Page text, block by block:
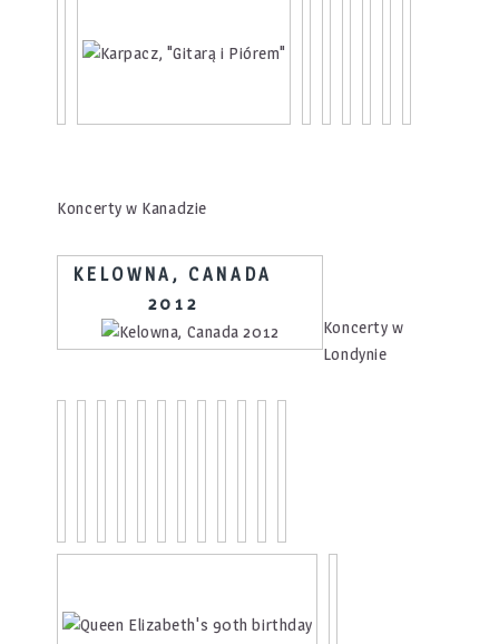
Koncerty w Kanadzie
KELOWNA, CANADA
2012
Koncerty w
Londynie